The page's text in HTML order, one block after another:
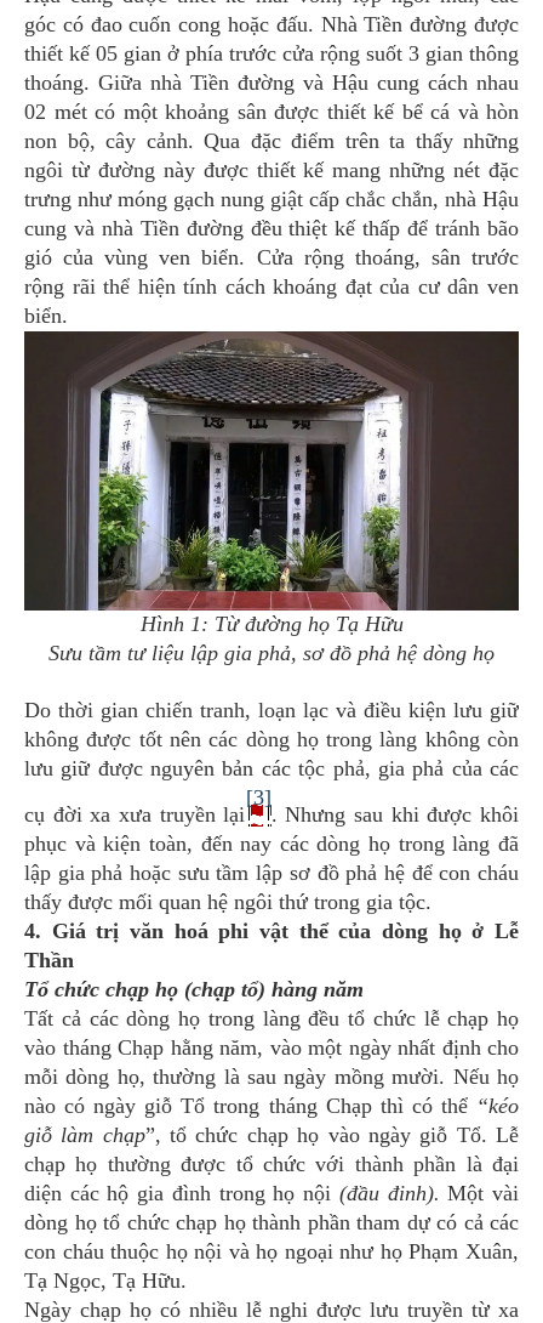
góc có đao cuốn cong hoặc đấu. Nhà Tiền đường được
thiết kế 05 gian ở phía trước cửa rộng suốt 3 gian thông
thoáng. Giữa nhà Tiền đường và Hậu cung cách nhau
02 mét có một khoảng sân được thiết kế bể cá và hòn
non bộ, cây cảnh. Qua đặc điểm trên ta thấy những
ngôi từ đường này được thiết kế mang những nét đặc
trưng như móng gạch nung giật cấp chắc chắn, nhà Hậu
cung và nhà Tiền đường đều thiệt kế thấp để tránh bão
gió của vùng ven biển. Cửa rộng thoáng, sân trước
rộng rãi thể hiện tính cách khoáng đạt của cư dân ven
biển.
Hình 1: Từ đường họ Tạ Hữu
Sưu tầm tư liệu lập gia phả, sơ đồ phả hệ dòng họ
Do thời gian chiến tranh, loạn lạc và điều kiện lưu giữ
không được tốt nên các dòng họ trong làng không còn
lưu giữ được nguyên bản các tộc phả, gia phả của các
cụ đời xa xưa truyền lại
[3]
. Nhưng sau khi được khôi
phục và kiện toàn, đến nay các dòng họ trong làng đã
lập gia phả hoặc sưu tầm lập sơ đồ phả hệ để con cháu
thấy được mối quan hệ ngôi thứ trong gia tộc.
4. Giá trị văn hoá phi vật thể của dòng họ ở Lễ
Thần
Tổ chức chạp họ (chạp tổ) hàng năm
Tất cả các dòng họ trong làng đều tổ chức lễ chạp họ
vào tháng Chạp hằng năm, vào một ngày nhất định cho
mỗi dòng họ, thường là sau ngày mồng mười. Nếu họ
nào có ngày giỗ Tổ trong tháng Chạp thì có thể “kéo
giỗ làm chạp”, tổ chức chạp họ vào ngày giỗ Tổ. Lễ
chạp họ thường được tổ chức với thành phần là đại
diện các hộ gia đình trong họ nội (đầu đinh). Một vài
dòng họ tổ chức chạp họ thành phần tham dự có cả các
con cháu thuộc họ nội và họ ngoại như họ Phạm Xuân,
Tạ Ngọc, Tạ Hữu.
Ngày chạp họ có nhiều lễ nghi được lưu truyền từ xa